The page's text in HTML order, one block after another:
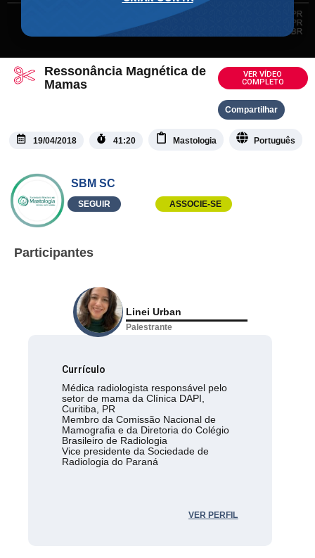
Ressonância Magnética de
Mamas
VER VÍDEO
COMPLETO
Compartilhar
19/04/2018 41:20 Mastologia Português
SBM SC
SEGUIR ASSOCIE-SE
Participantes
Linei Urban
Palestrante
Currículo
Médica radiologista responsável pelo
setor de mama da Clínica DAPI,
Curitiba, PR
Membro da Comissão Nacional de
Mamografia e da Diretoria do Colégio
Brasileiro de Radiologia
Vice presidente da Sociedade de
Radiologia do Paraná
VER PERFIL